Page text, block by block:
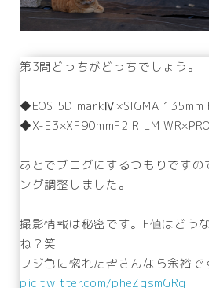
第3問どっちがどっちでしょう。
◆EOS 5D markⅣ×SIGMA 135mm
◆X-E3×XF90mmF2 R LM
あとでブログにするつもりです
ング調整しました。
撮影情報は秘密です。F値はどう
ね？笑
フジ色に惚れた皆さんなら余裕で
pic.twitter.com/pheZqsmGRq